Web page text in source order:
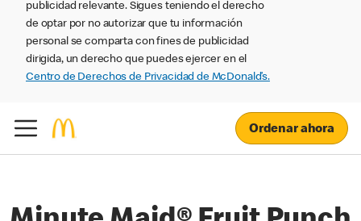
publicidad relevante. Sigues teniendo el derecho
de optar por no autorizar que tu información
personal se comparta con fines de publicidad
dirigida, un derecho que puedes ejercer en el
Centro de Derechos de Privacidad de McDonald’s.
Ordenar ahora